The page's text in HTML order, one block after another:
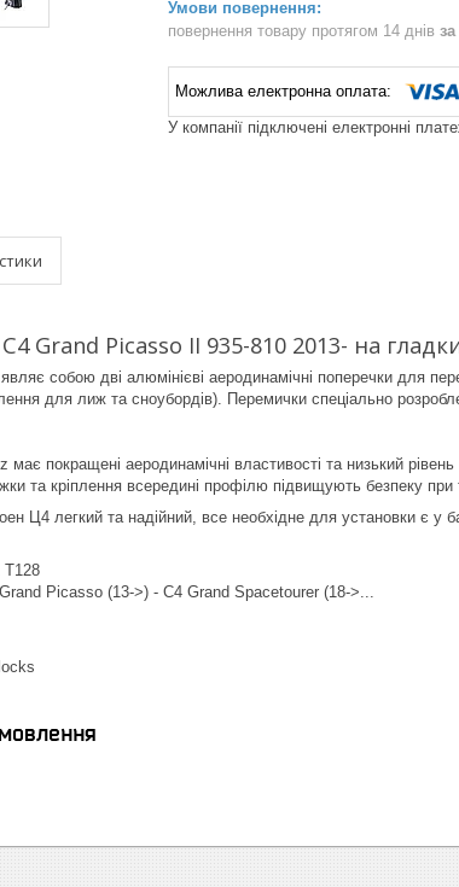
повернення товару протягом 14 днів
У компанії підключені електронні
Grand Picasso II 935-810 2013- на
собою дві алюмінієві аеродинамічні поперечки для
для лиж та сноубордів). Перемички спеціально
має покращені аеродинамічні властивості та низький
та кріплення всередині профілю підвищують безпеку при
Ц4 легкий та надійний, все необхідне для установки є у
T128
Picasso (13->) - C4 Grand Spacetourer (18->...